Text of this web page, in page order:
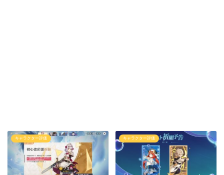
キャラクター評価 キャラクター評価